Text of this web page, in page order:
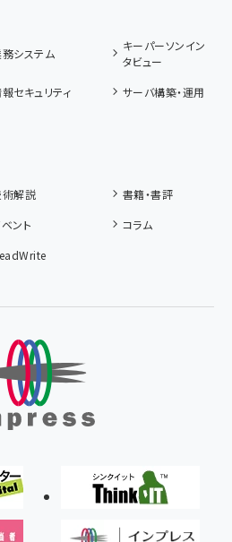
システム
キーパーソンイン
タビュー
セキュリティ
サーバ構築・運用
解説
書籍・書評
ント
コラム